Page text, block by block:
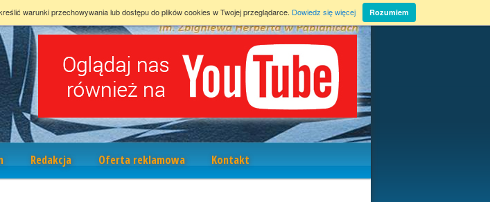
Redakcja Oferta reklamowa Kontakt
warunki przechowywania lub dostępu do plików cookies w Twojej przeglądarce. Dowiedz się więcej Rozumiem